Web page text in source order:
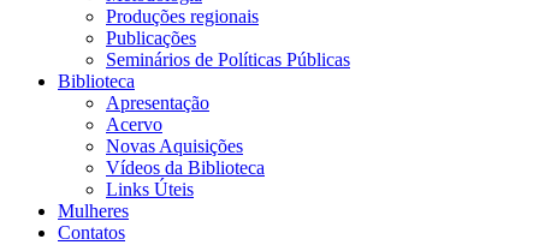
Produções regionais
Publicações
Seminários de Políticas Públicas
Biblioteca
Apresentação
Acervo
Novas Aquisições
Vídeos da Biblioteca
Links Úteis
Mulheres
Contatos